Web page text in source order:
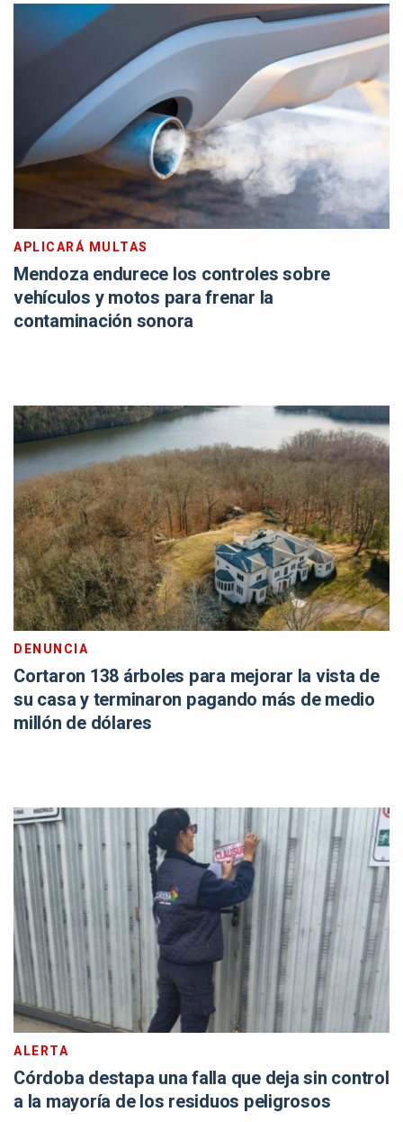
APLICARÁ MULTAS
Mendoza endurece los controles sobre
vehículos y motos para frenar la
contaminación sonora
DENUNCIA
Cortaron 138 árboles para mejorar la vista de
su casa y terminaron pagando más de medio
millón de dólares
ALERTA
Córdoba destapa una falla que deja sin control
a la mayoría de los residuos peligrosos